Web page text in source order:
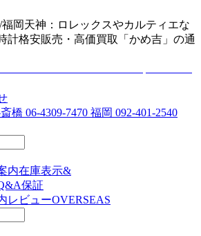
岡天神：ロレックスやカルティエな
計格安販売・高価買取「かめ吉」の通
橋 06-4309-7470 福岡 092-401-2540
内在庫表示&
保証
レビューOVERSEAS